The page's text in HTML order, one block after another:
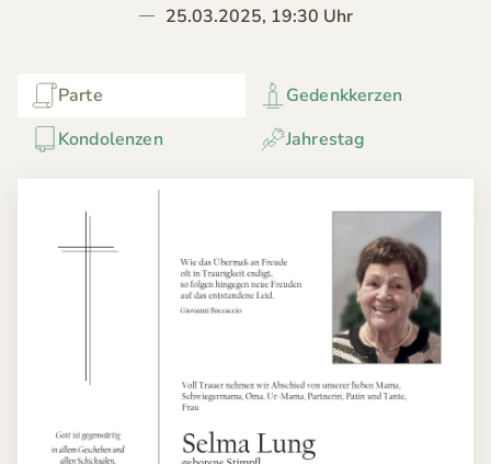
25.03.2025, 19:30 Uhr
Parte
Gedenkkerzen
Kondolenzen
Jahrestag